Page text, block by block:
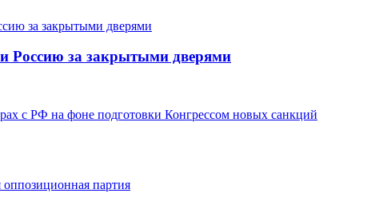
Россию за закрытыми дверями
с РФ на фоне подготовки Конгрессом новых санкций